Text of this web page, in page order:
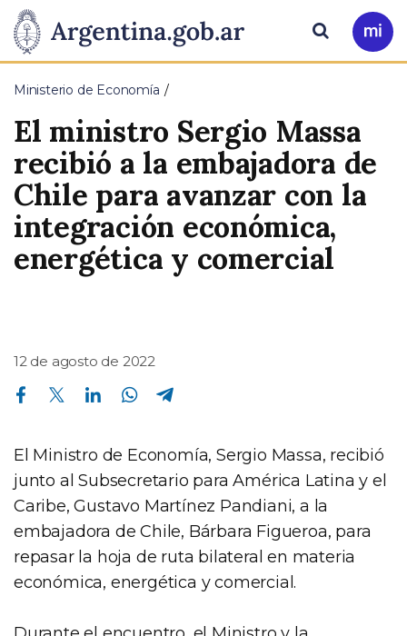
Presidencia
de
la
Nación
Pasar al contenido principal
Ir
a
Buscar
Ministerio de Economía
El ministro Sergio Massa
recibió a la embajadora de
Chile para avanzar con la
integración económica,
energética y comercial
12 de agosto de 2022
Compartir en Facebook Compartir en Twitter Compartir en Linkedin Compartir en Whatsapp
El Ministro de Economía, Sergio Massa, recibió
junto al Subsecretario para América Latina y el
Caribe, Gustavo Martínez Pandiani, a la
embajadora de Chile, Bárbara Figueroa, para
repasar la hoja de ruta bilateral en materia
económica, energética y comercial.